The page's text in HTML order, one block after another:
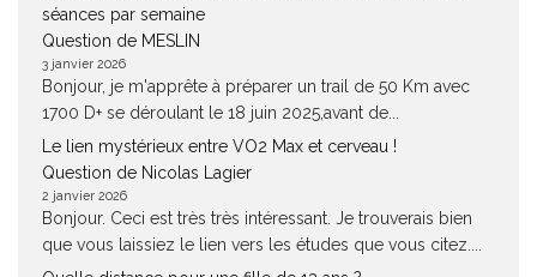
séances par semaine
Question de MESLIN
3 janvier 2026
Bonjour, je m'apprête à préparer un trail de 50 Km avec
1700 D+ se déroulant le 18 juin 2025,avant de...
Le lien mystérieux entre VO2 Max et cerveau !
Question de Nicolas Lagier
2 janvier 2026
Bonjour. Ceci est très très intéressant. Je trouverais bien
que vous laissiez le lien vers les études que vous citez....